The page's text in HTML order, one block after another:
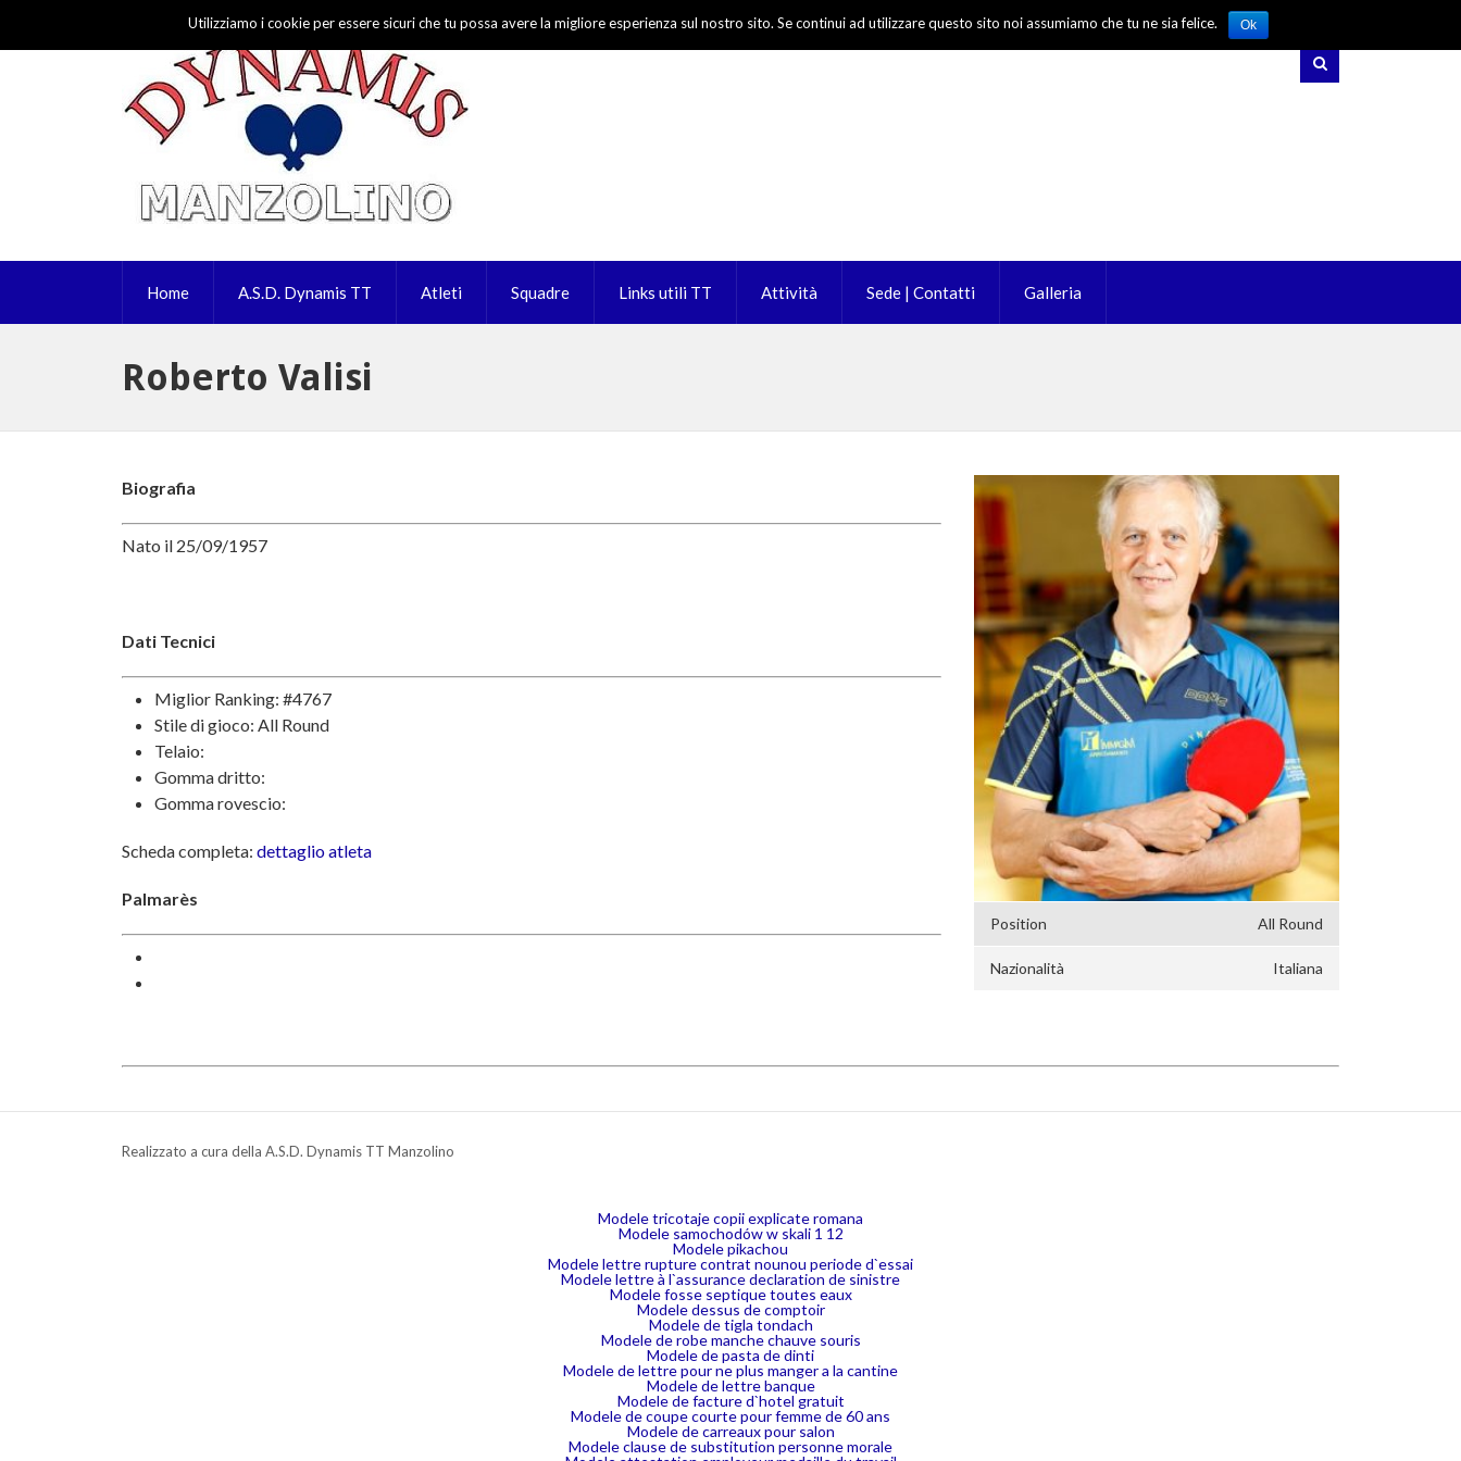
Home A.S.D. Dynamis TT Atleti Squadre Links utili TT Attività Sede | Contatti Galleria
Roberto Valisi
Position All Round
Nazionalità Italiana
Biografia
Nato il 25/09/1957
Dati Tecnici
Miglior Ranking: #4767
Stile di gioco: All Round
Telaio:
Gomma dritto:
Gomma rovescio:
Scheda completa: dettaglio atleta
Palmarès
Realizzato a cura della A.S.D. Dynamis TT Manzolino
Modele tricotaje copii explicate romana
Modele samochodów w skali 1 12
Modele pikachou
Modele lettre rupture contrat nounou periode d`essai
Modele lettre à l`assurance declaration de sinistre
Modele fosse septique toutes eaux
Modele dessus de comptoir
Modele de tigla tondach
Modele de robe manche chauve souris
Modele de pasta de dinti
Modele de lettre pour ne plus manger a la cantine
Modele de lettre banque
Modele de facture d`hotel gratuit
Modele de coupe courte pour femme de 60 ans
Modele de carreaux pour salon
Modele clause de substitution personne morale
Utilizziamo i cookie per essere sicuri che tu possa avere la migliore esperienza sul nostro sito. Se continui ad utilizzare questo sito noi assumiamo che tu ne sia felice. Ok